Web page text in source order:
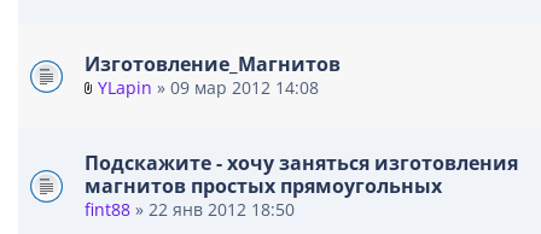
Изготовление_Магнитов
о
ж
е
н
YLapin » 09 мар 2012 14:08
Подскажите - хочу заняться изготовления
магнитов простых прямоугольных
fint88 » 22 янв 2012 18:50